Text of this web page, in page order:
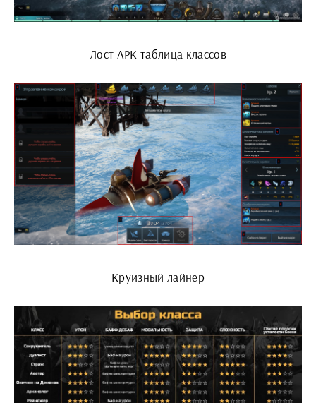
Лост АРК таблица классов
Круизный лайнер